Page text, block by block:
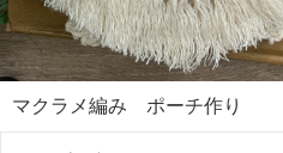
マクラメ編み ポーチ作り